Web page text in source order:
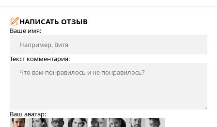
НАПИСАТЬ ОТЗЫВ
Ваше имя:
Текст комментария:
Ваш аватар: